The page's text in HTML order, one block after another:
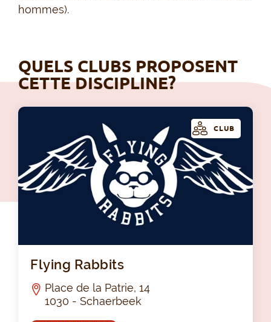
hommes).
QUELS CLUBS PROPOSENT
CETTE DISCIPLINE?
CLUB
Flying Rabbits
Place de la Patrie, 14
1030 - Schaerbeek